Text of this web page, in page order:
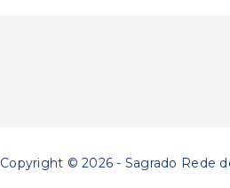
Copyright © 2026 - Sagrado Rede